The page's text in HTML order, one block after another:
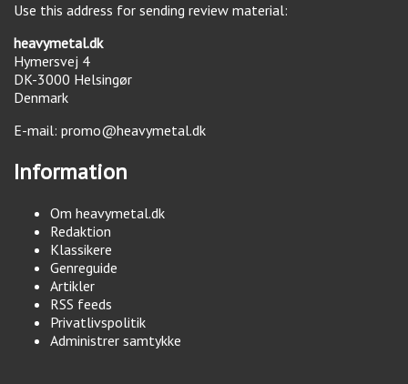
Use this address for sending review material:
heavymetal.dk
Hymersvej 4
DK-3000 Helsingør
Denmark
E-mail: promo@heavymetal.dk
Information
Om heavymetal.dk
Redaktion
Klassikere
Genreguide
Artikler
RSS feeds
Privatlivspolitik
Administrer samtykke